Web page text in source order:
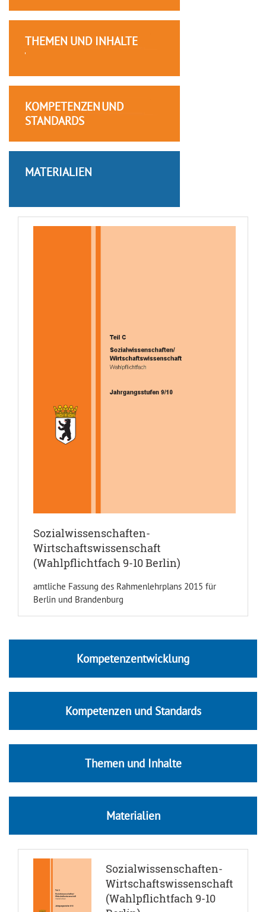
THEMEN UND INHALTE
KOMPETENZEN UND
STANDARDS
MATERIALIEN
Sozialwissenschaften-
Wirtschaftswissenschaft
(Wahlpflichtfach 9-10 Berlin)
amtliche Fassung des Rahmenlehrplans 2015 für
Berlin und Brandenburg
Kompetenzentwicklung
Kompetenzen und Standards
Themen und Inhalte
Materialien
Sozialwissenschaften-
Wirtschaftswissenschaft
(Wahlpflichtfach 9-10